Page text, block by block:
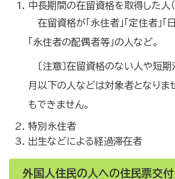
中長期間の在留資格を取得した人
在留資格が「永住者」「定住者」
「永住者の配偶者等」の人など。
〔注意〕在留資格のない人や短
月以下の人などは対象者となりま
もできません。
特別永住者
出生などによる経過滞在者
外国人住民の人への住民票交付